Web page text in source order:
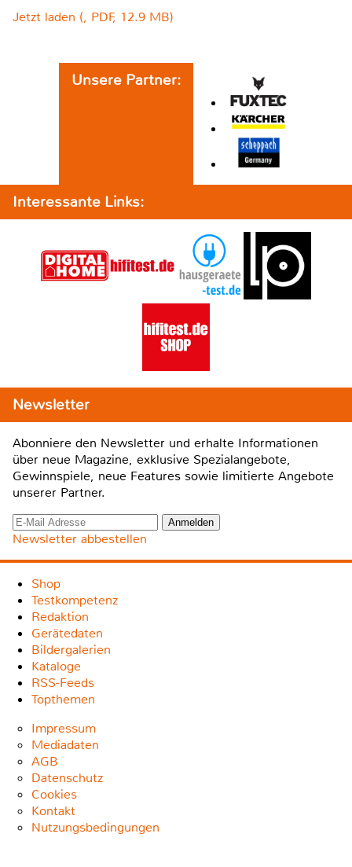
Jetzt laden (, PDF, 12.9 MB)
Unsere Partner:
Interessante Links:
Newsletter
Abonniere den Newsletter und erhalte Informationen
über neue Magazine, exklusive Spezialangebote,
Gewinnspiele, neue Features sowie limitierte Angebote
unserer Partner.
Newsletter abbestellen
Shop
Testkompetenz
Redaktion
Gerätedaten
Bildergalerien
Kataloge
RSS-Feeds
Topthemen
Impressum
Mediadaten
AGB
Datenschutz
Cookies
Kontakt
Nutzungsbedingungen